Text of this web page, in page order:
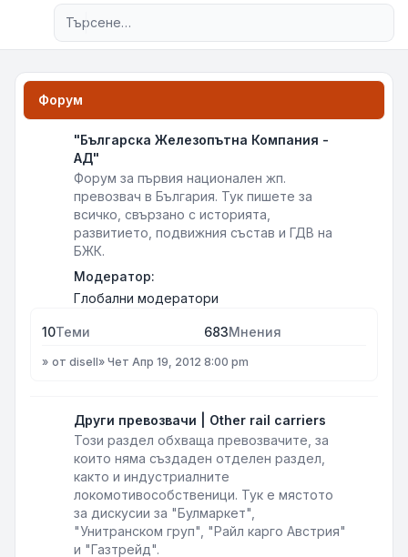
Форум
"Българска Железопътна Компания -
АД"
Форум за първия национален жп.
превозвач в България. Тук пишете за
всичко, свързано с историята,
развитието, подвижния състав и ГДВ на
БЖК.
Модератор:
Глобални модератори
10Теми 683Мнения
от disell» Чет Апр 19, 2012 8:00 pm
Други превозвачи | Other rail carriers
Този раздел обхваща превозвачите, за
които няма създаден отделен раздел,
както и индустриалните
локомотивособственици. Тук е мястото
за дискусии за "Булмаркет",
"Унитранском груп", "Райл карго Австрия"
и "Газтрейд".